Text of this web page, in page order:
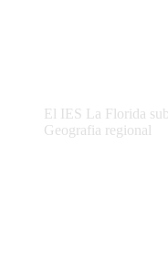
El IES La Florida
Geografia regional